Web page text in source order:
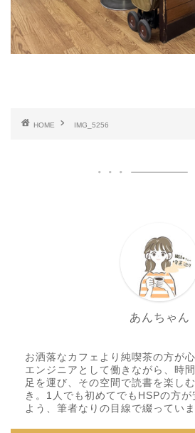
HOME IMG_5256
あんちゃん
お洒落なカフェより純喫茶の方が
エンジニアとして働きながら、時
足を運び、その空間で読書を楽し
き。1人でも初めてでもHSPの方が
よう、筆者なりの目線で綴っていま